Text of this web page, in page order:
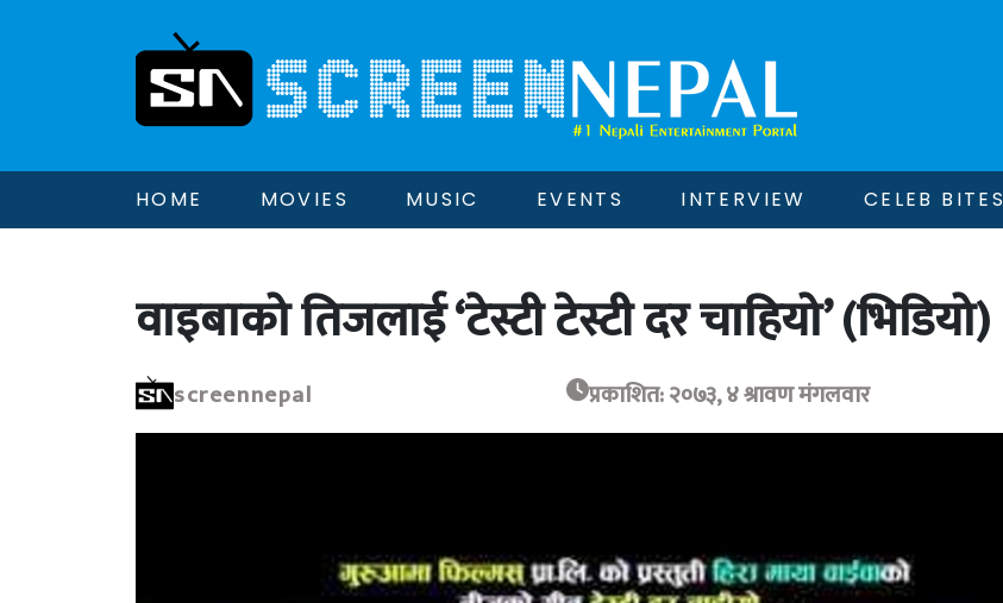
HOME MOVIES MUSIC EVENTS INTERVIEW CELEB BITES
वाइबाको तिजलाई ‘टेस्टी टेस्टी दर चाहियो’ (भिडियो)
screennepal प्रकाशित: २०७३, ४ श्रावण मंगलवार